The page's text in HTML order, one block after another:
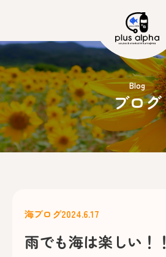
Blog
ブログ
海ブログ2024.6.17
雨でも海は楽しい！！